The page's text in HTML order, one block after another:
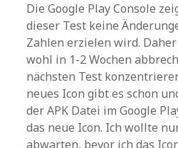
Die Google Play Console
dieser Test keine
Zahlen erzielen wird.
wohl in 1-2 Wochen
nächsten Test
neues Icon gibt es schon
der APK Datei im Google
das neue Icon. Ich wollte
abwarten, bevor ich das